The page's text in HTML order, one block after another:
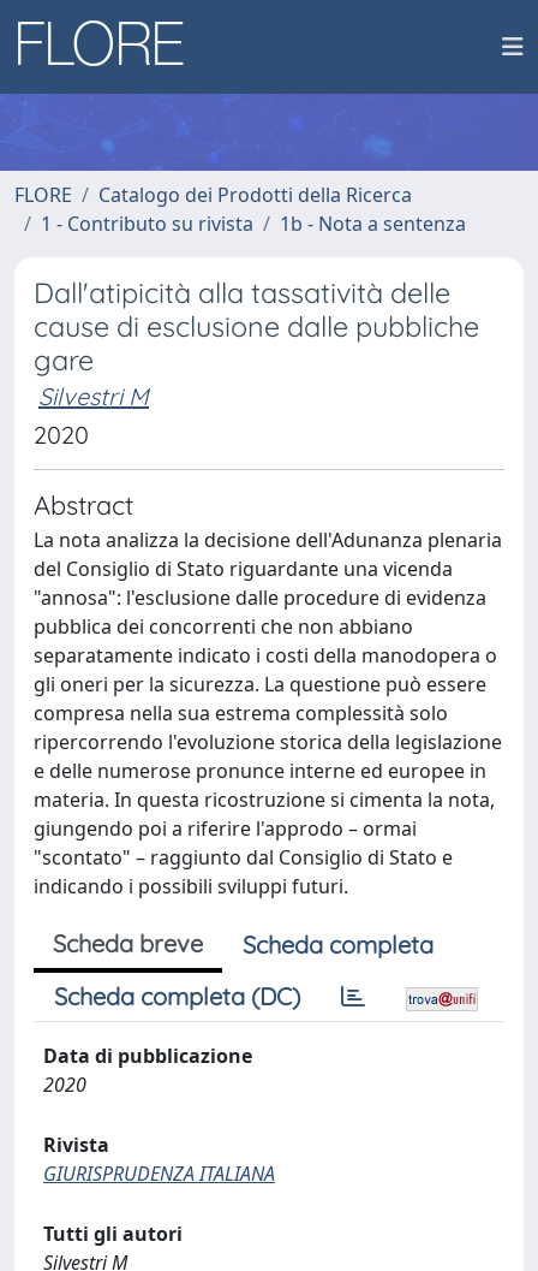
FLORE
Catalogo dei Prodotti della Ricerca
1 - Contributo su rivista
1b - Nota a sentenza
Dall'atipicità alla tassatività delle
cause di esclusione dalle pubbliche
gare
Silvestri M
2020
Abstract
La nota analizza la decisione dell'Adunanza plenaria
del Consiglio di Stato riguardante una vicenda
"annosa": l'esclusione dalle procedure di evidenza
pubblica dei concorrenti che non abbiano
separatamente indicato i costi della manodopera o
gli oneri per la sicurezza. La questione può essere
compresa nella sua estrema complessità solo
ripercorrendo l'evoluzione storica della legislazione
e delle numerose pronunce interne ed europee in
materia. In questa ricostruzione si cimenta la nota,
giungendo poi a riferire l'approdo – ormai
"scontato" – raggiunto dal Consiglio di Stato e
indicando i possibili sviluppi futuri.
Scheda breve
Scheda completa
Scheda completa (DC)
Data di pubblicazione
2020
Rivista
GIURISPRUDENZA ITALIANA
Tutti gli autori
Silvestri M